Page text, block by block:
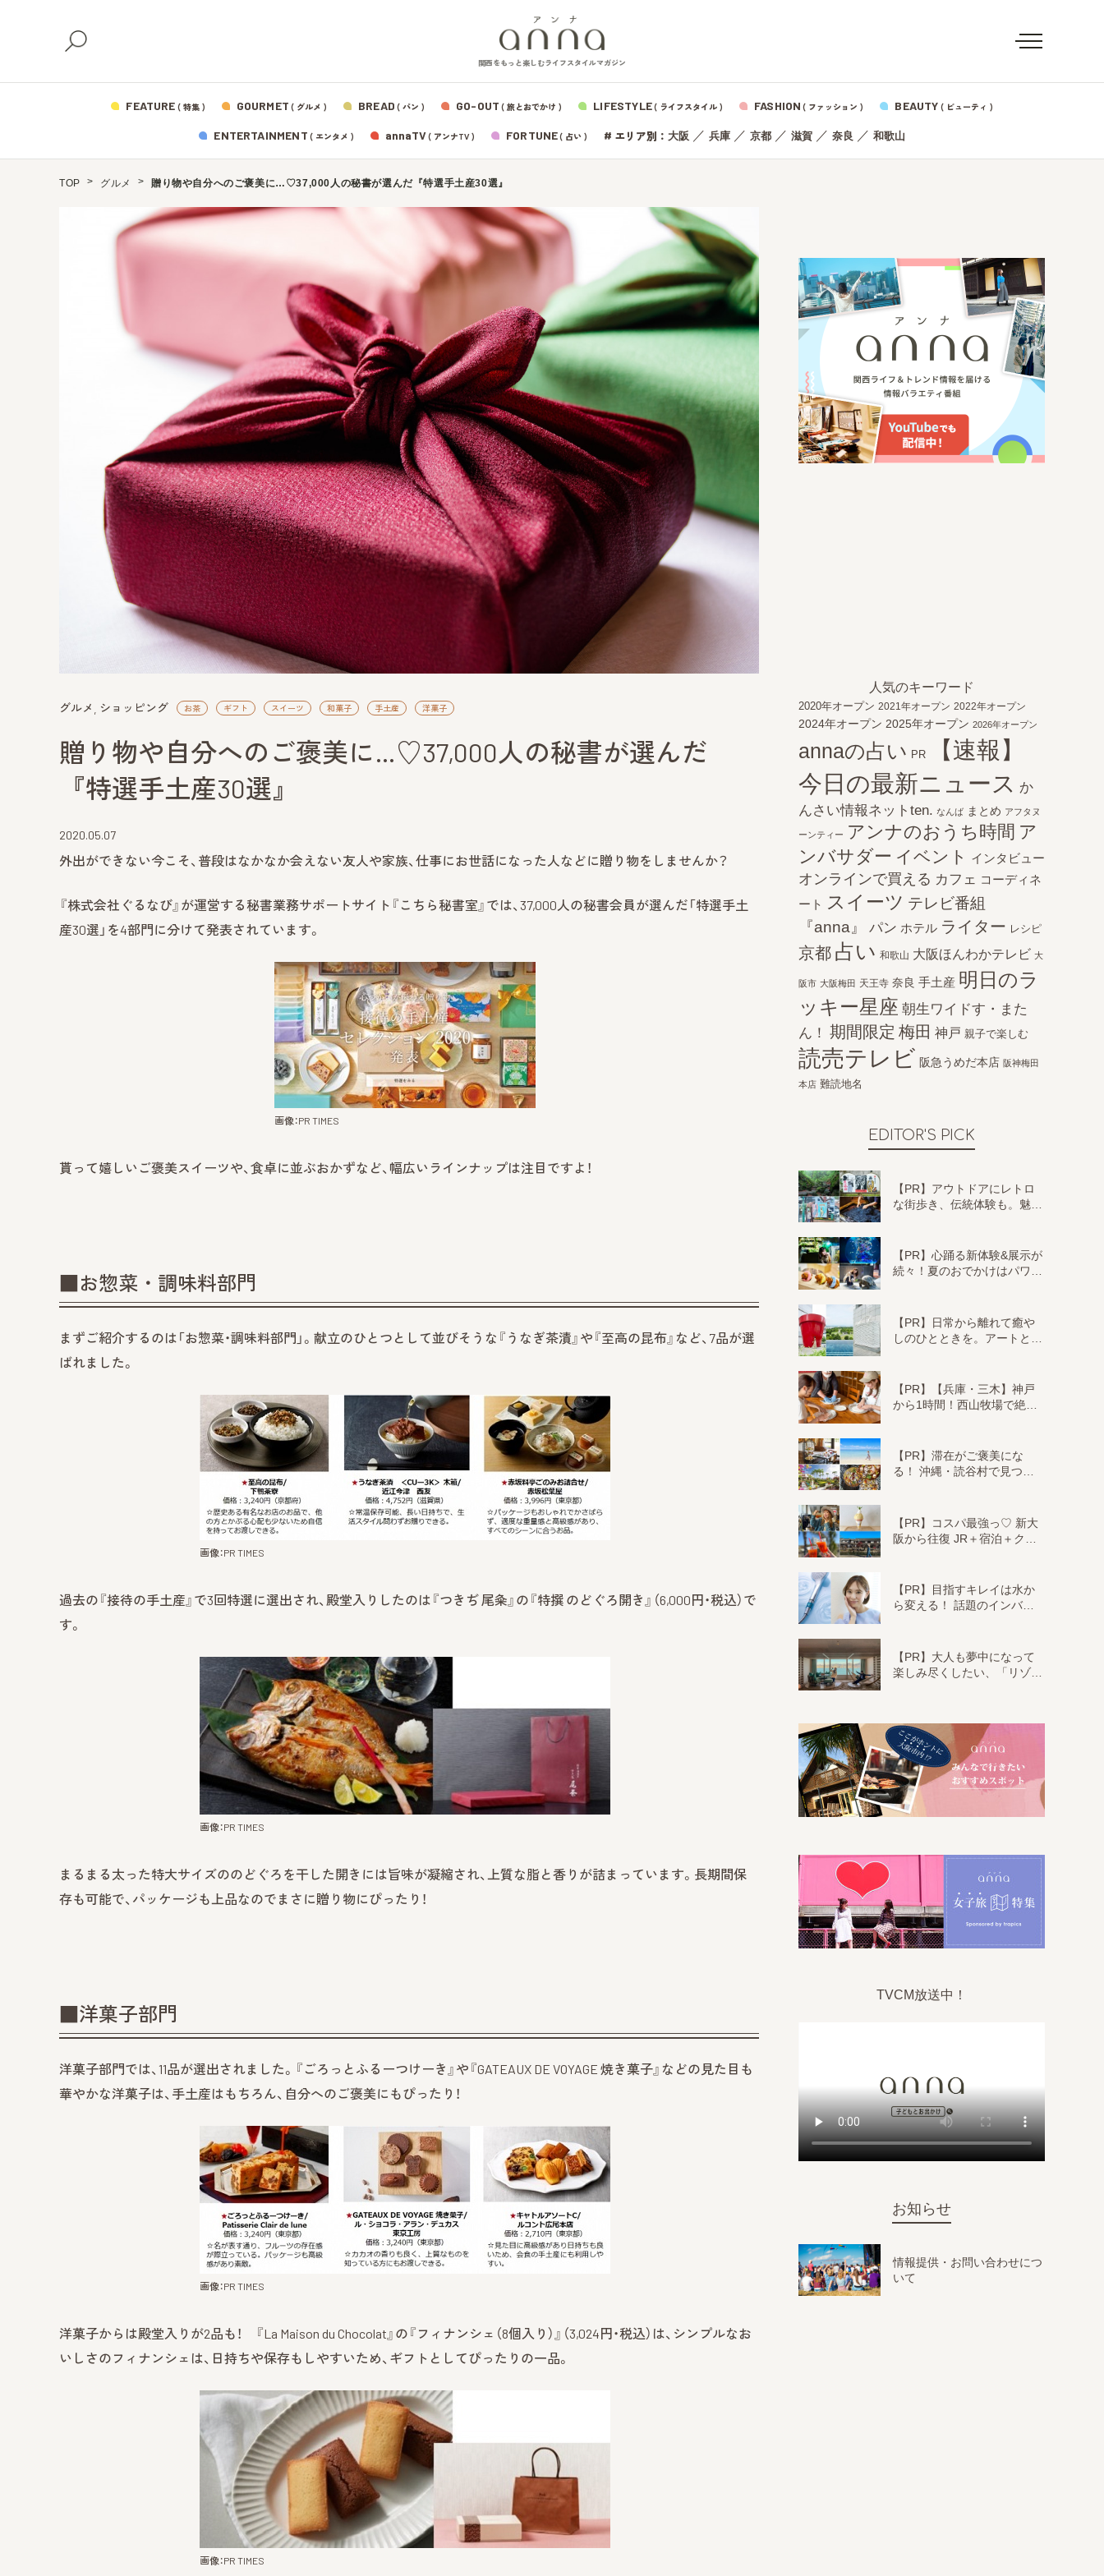
関西をもっと楽しむライフスタイルマガジン
FEATURE ( 特集 ) GOURMET ( グルメ ) BREAD ( パン ) GO-OUT ( 旅とおでかけ ) LIFESTYLE( ライフスタイル ) FASHION ( ファッション ) BEAUTY ( ビューティ )
ENTERTAINMENT ( エンタメ ) annaTV( アンナTV ) FORTUNE( 占い ) # エリア別： 大阪 ／ 兵庫／ 京都／ 滋賀／ 奈良 ／ 和歌山
TOP グルメ 贈り物や自分へのご褒美に…♡37,000人の秘書が選んだ『特選手土産30選』
グルメ ショッピング お茶 ギフト スイーツ 和菓子 手土産 洋菓子
贈り物や自分へのご褒美に…♡37,000人の秘書が選んだ
『特選手土産30選』
2020.05.07
外出ができない今こそ、普段はなかなか会えない友人や家族、仕事にお世話になった人などに贈り物をしませんか？
『株式会社ぐるなび』が運営する秘書業務サポートサイト『こちら秘書室』では、37,000人の秘書会員が選んだ「特選手土
産30選」を4部門に分けて発表されています。
画像：PR TIMES
貰って嬉しいご褒美スイーツや、食卓に並ぶおかずなど、幅広いラインナップは注目ですよ！
■お惣菜・調味料部門
まずご紹介するのは「お惣菜・調味料部門」。献立のひとつとして並びそうな『うなぎ茶漬』や『至高の昆布』など、7品が選
ばれました。
画像：PR TIMES
過去の『接待の手土産』で3回特選に選出され、殿堂入りしたのは『つきぢ 尾粂』の『特撰 のどぐろ開き』（6,000円・税込）で
す。
画像：PR TIMES
まるまる太った特大サイズののどぐろを干した開きには旨味が凝縮され、上質な脂と香りが詰まっています。長期間保
存も可能で、パッケージも上品なのでまさに贈り物にぴったり！
■洋菓子部門
洋菓子部門では、11品が選出されました。『ごろっとふるーつけーき』や『GATEAUX DE VOYAGE 焼き菓子』などの見た目も
華やかな洋菓子は、手土産はもちろん、自分へのご褒美にもぴったり！
画像：PR TIMES
洋菓子からは殿堂入りが2品も！ 『La Maison du Chocolat』の『フィナンシェ（8個入り）』（3,024円・税込）は、シンプルなお
いしさのフィナンシェは、日持ちや保存もしやすいため、ギフトとしてぴったりの一品。
画像：PR TIMES
人気のキーワード
2020年オープン 2021年オープン 2022年オープン
2024年オープン 2025年オープン 2026年オープン
annaの占い PR
【速報】
今日の最新ニュース か
んさい情報ネットten. なんば まとめ アフタヌ
ーンティー アンナのおうち時間 ア
ンバサダー イベント インタビュー
オンラインで買える カフェ コーディネ
ート
スイーツ テレビ番組
『anna』
パン ホテル ライター レシピ
京都 占い 和歌山 大阪ほんわかテレビ 大
阪市 大阪梅田 天王寺 奈良 手土産 明日のラ
ッキー星座 朝生ワイドす・また
ん！ 期間限定 梅田 神戸 親子で楽しむ
読売テレビ 阪急うめだ本店 阪神梅田
本店 難読地名
EDITOR'S PICK
【PR】アウトドアにレトロ
な街歩き、伝統体験も。魅…
【PR】心踊る新体験&展示が
続々！夏のおでかけはパワ…
【PR】日常から離れて癒や
しのひとときを。アートと…
【PR】【兵庫・三木】神戸
から1時間！西山牧場で絶…
【PR】滞在がご褒美にな
る！ 沖縄・読谷村で見つ…
【PR】コスパ最強っ♡ 新大
阪から往復 JR＋宿泊＋ク…
【PR】目指すキレイは水か
ら変える！ 話題のインバ…
【PR】大人も夢中になって
楽しみ尽くしたい、「リゾ…
TVCM放送中！
お知らせ
情報提供・お問い合わせにつ
いて